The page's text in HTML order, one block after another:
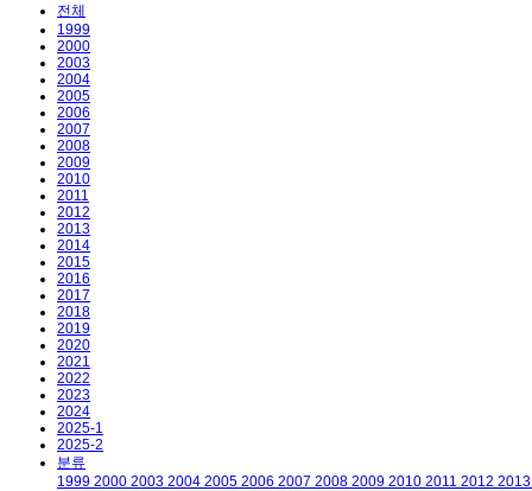
전체
1999
2000
2003
2004
2005
2006
2007
2008
2009
2010
2011
2012
2013
2014
2015
2016
2017
2018
2019
2020
2021
2022
2023
2024
2025-1
2025-2
분류
1999 2000 2003 2004 2005 2006 2007 2008 2009 2010 2011 2012 2013